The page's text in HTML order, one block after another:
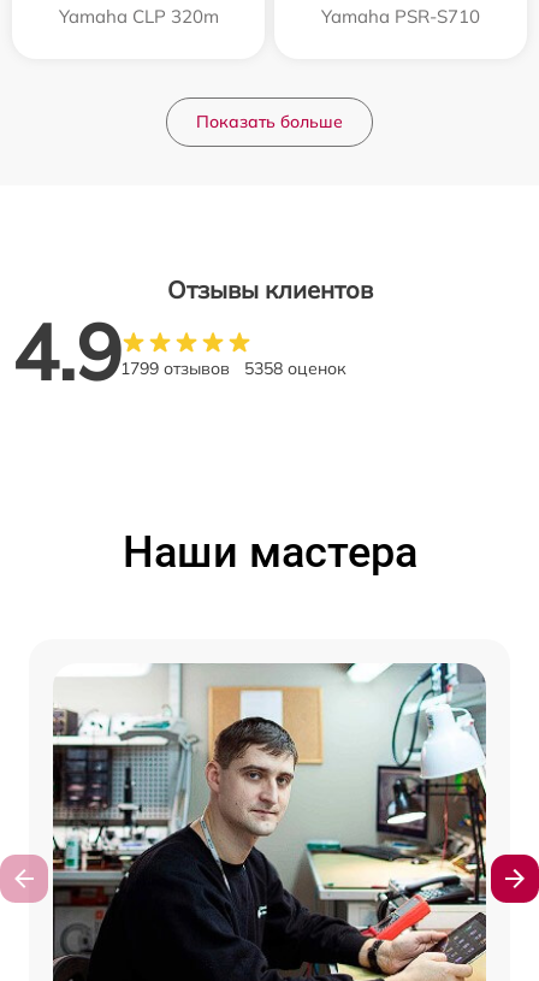
Yamaha CLP 320m Yamaha PSR-S710
Показать больше
Отзывы клиентов
4.91799 отзывов 5358 оценок
Наши мастера